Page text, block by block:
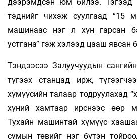
тэднийг чихэж суулгаад “15
машинаас нэг л хүн гарсан
устгана” гэж хэлээд цааш явсан
Тэндээсээ Залуучуудын
түгээх станцад ирж,
хүмүүсийн талаар тодруулахад
хүний хамтаар ирснээс өөр
Тухайн машинтай хүмүүс
сумын төвийг нэг бүтэн